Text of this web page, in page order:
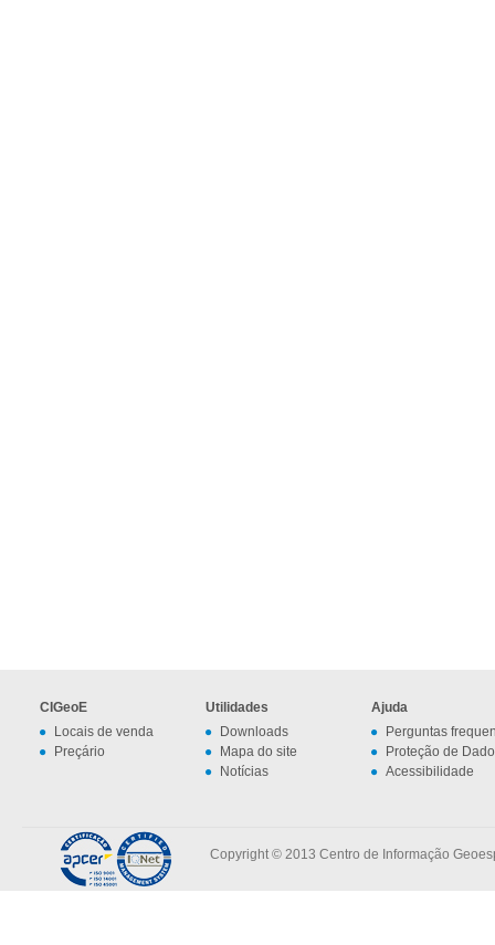
CIGeoE
Locais de venda
Preçário
Utilidades
Downloads
Mapa do site
Notícias
Ajuda
Perguntas
Proteção de
Acessibilidade
Copyright © 2013 Centro de Informação